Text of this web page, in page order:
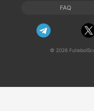
FAQ
© 2026